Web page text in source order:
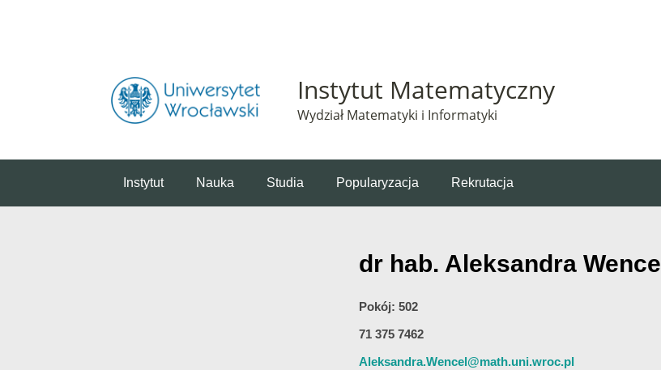
Instytut Matematyczny
Wydział Matematyki i Informatyki
Instytut Nauka Studia Popularyzacja Rekrutacja
dr hab. Aleksandra Wencel
Pokój: 502
71 375 7462
Aleksandra.Wencel@math.uni.wroc.pl